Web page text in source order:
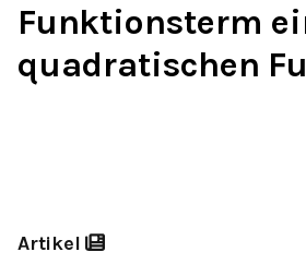
Funktionsterm
quadratischen
Artikel